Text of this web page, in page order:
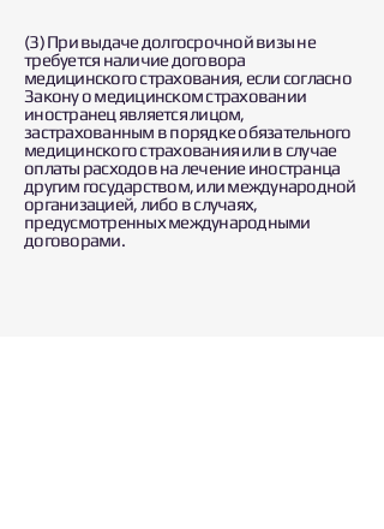
(3) При выдаче долгосрочной визы не
требуется наличие договора
медицинского страхования, если согласно
Закону о медицинском страховании
иностранец является лицом,
застрахованным в порядке обязательного
медицинского страхования или в случае
оплаты расходов на лечение иностранца
другим государством, или международной
организацией, либо в случаях,
предусмотренных международными
договорами.